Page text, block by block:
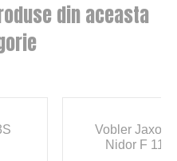
din aceasta
Vobler Jaxon
Nidor F